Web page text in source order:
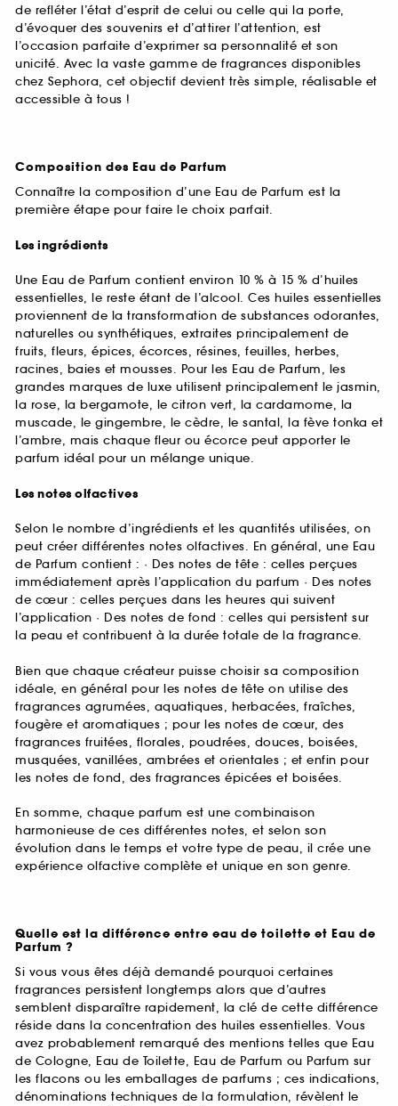
de refléter l’état d’esprit de celui ou celle qui la porte,
d’évoquer des souvenirs et d’attirer l’attention, est
l’occasion parfaite d’exprimer sa personnalité et son
unicité. Avec la vaste gamme de fragrances disponibles
chez Sephora, cet objectif devient très simple, réalisable et
accessible à tous !
Composition des Eau de Parfum
Connaître la composition d’une Eau de Parfum est la
première étape pour faire le choix parfait.
Les ingrédients
Une Eau de Parfum contient environ 10 % à 15 % d’huiles
essentielles, le reste étant de l’alcool. Ces huiles essentielles
proviennent de la transformation de substances odorantes,
naturelles ou synthétiques, extraites principalement de
fruits, fleurs, épices, écorces, résines, feuilles, herbes,
racines, baies et mousses. Pour les Eau de Parfum, les
grandes marques de luxe utilisent principalement le jasmin,
la rose, la bergamote, le citron vert, la cardamome, la
muscade, le gingembre, le cèdre, le santal, la fève tonka et
l’ambre, mais chaque fleur ou écorce peut apporter le
parfum idéal pour un mélange unique.
Les notes olfactives
Selon le nombre d’ingrédients et les quantités utilisées, on
peut créer différentes notes olfactives. En général, une Eau
de Parfum contient : · Des notes de tête : celles perçues
immédiatement après l’application du parfum · Des notes
de cœur : celles perçues dans les heures qui suivent
l’application · Des notes de fond : celles qui persistent sur
la peau et contribuent à la durée totale de la fragrance.
Bien que chaque créateur puisse choisir sa composition
idéale, en général pour les notes de tête on utilise des
fragrances agrumées, aquatiques, herbacées, fraîches,
fougère et aromatiques ; pour les notes de cœur, des
fragrances fruitées, florales, poudrées, douces, boisées,
musquées, vanillées, ambrées et orientales ; et enfin pour
les notes de fond, des fragrances épicées et boisées.
En somme, chaque parfum est une combinaison
harmonieuse de ces différentes notes, et selon son
évolution dans le temps et votre type de peau, il crée une
expérience olfactive complète et unique en son genre.
Quelle est la différence entre eau de toilette et Eau de
Parfum ?
Si vous vous êtes déjà demandé pourquoi certaines
fragrances persistent longtemps alors que d’autres
semblent disparaître rapidement, la clé de cette différence
réside dans la concentration des huiles essentielles. Vous
avez probablement remarqué des mentions telles que Eau
de Cologne, Eau de Toilette, Eau de Parfum ou Parfum sur
les flacons ou les emballages de parfums ; ces indications,
dénominations techniques de la formulation, révèlent le